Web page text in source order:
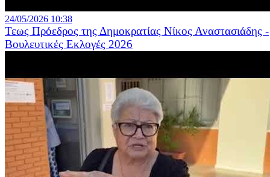
24/05/2026 10:38
Τεως Πρόεδρος της Δημοκρατίας Νίκος Αναστασιάδης -
Βουλευτικές Εκλογές 2026